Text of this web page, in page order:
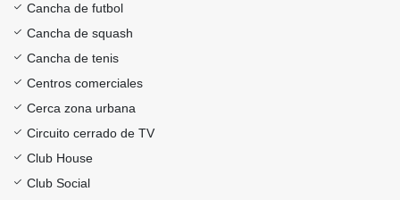
Cancha de futbol
Cancha de squash
Cancha de tenis
Centros comerciales
Cerca zona urbana
Circuito cerrado de TV
Club House
Club Social